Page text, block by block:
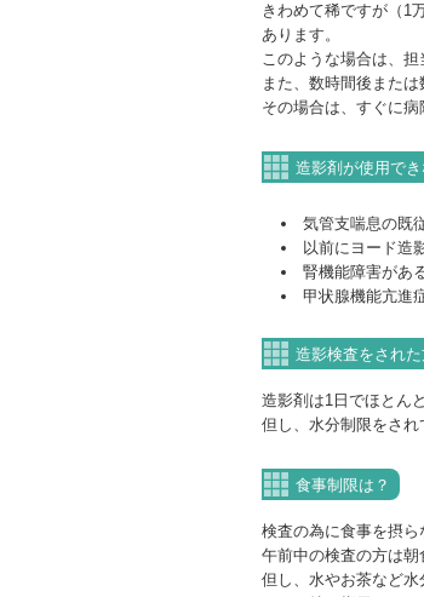
きわめて稀ですが（1
あります。
このような場合は、
また、数時間後また
その場合は、すぐに病
造影剤が使用で
気管支喘息の既
以前にヨード造
腎機能障害があ
甲状腺機能亢進
造影検査をされた
造影剤は1日でほとん
但し、水分制限をされ
食事制限は？
検査の為に食事を摂ら
午前中の検査の方は朝
但し、水やお茶など水